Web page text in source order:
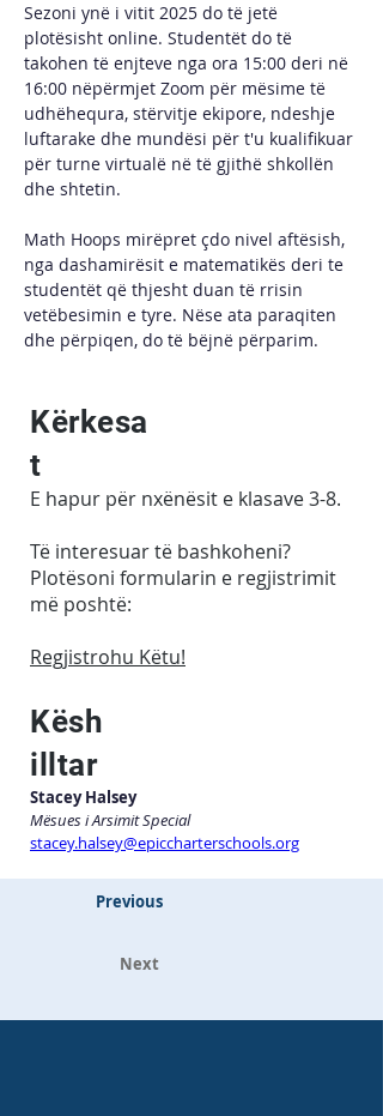
Sezoni ynë i vitit 2025 do të jetë
plotësisht online. Studentët do të
takohen të enjteve nga ora 15:00 deri në
16:00 nëpërmjet Zoom për mësime të
udhëhequra, stërvitje ekipore, ndeshje
luftarake dhe mundësi për t'u kualifikuar
për turne virtualë në të gjithë shkollën
dhe shtetin.
Math Hoops mirëpret çdo nivel aftësish,
nga dashamirësit e matematikës deri te
studentët që thjesht duan të rrisin
vetëbesimin e tyre. Nëse ata paraqiten
dhe përpiqen, do të bëjnë përparim.
Kërkesa
t
E hapur për nxënësit e klasave 3-8.
Të interesuar të bashkoheni?
Plotësoni formularin e regjistrimit
më poshtë:
Regjistrohu Këtu!
Kësh
illtar
Stacey Halsey
Mësues i Arsimit Special
stacey.halsey@epiccharterschools.org
Previous
Next